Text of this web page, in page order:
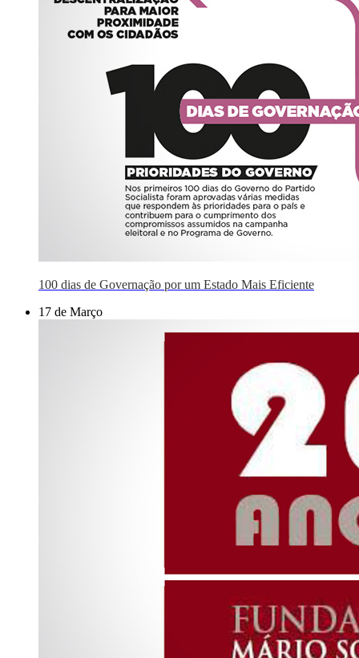
100 dias de Governação por um Estado Mais Eficiente
17 de Março